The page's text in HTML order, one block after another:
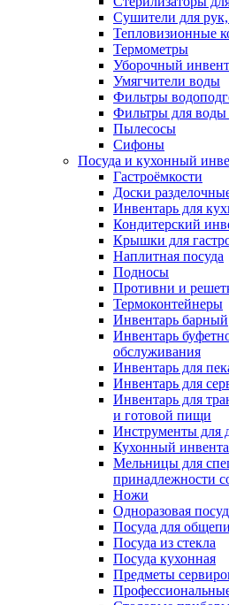
Сушители для
Тепловизионные
Термометры
Уборочный
Умягчители воды
Фильтры
Фильтры для воды
Пылесосы
Сифоны
Посуда и кухонный
Гастроёмкости
Доски
Инвентарь для
Кондитерский
Крышки для
Наплитная посуда
Подносы
Противни и
Термоконтейнеры
Инвентарь барный
Инвентарь
обслуживания
Инвентарь для
Инвентарь для
Инвентарь для
и готовой пищи
Инструменты для
Кухонный
Мельницы для
принадлежности
Ножи
Одноразовая
Посуда для
Посуда из стекла
Посуда кухонная
Предметы